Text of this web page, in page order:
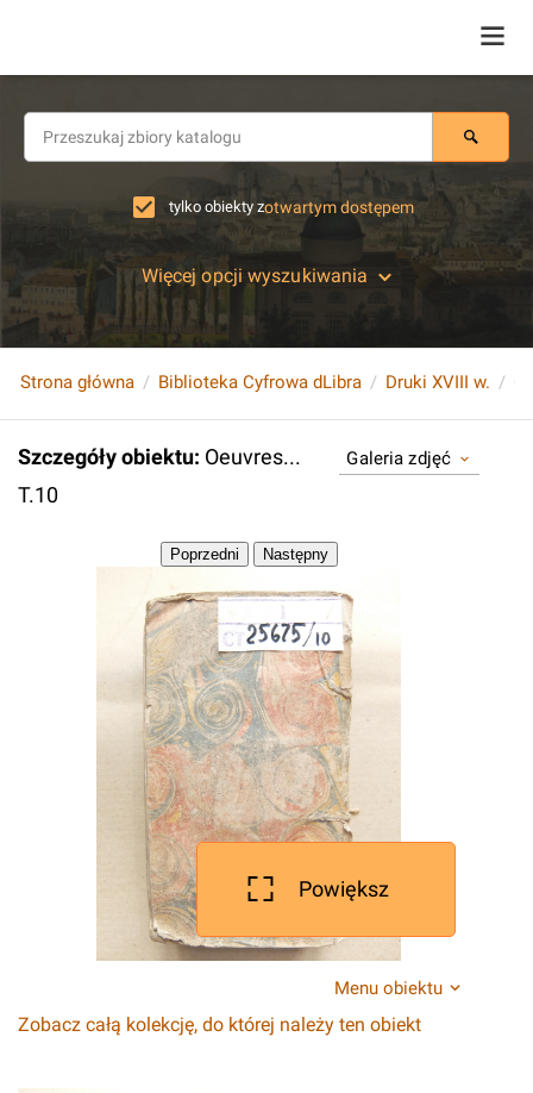
tylko obiekty zotwartym dostępem
Więcej opcji wyszukiwania
Strona główna Biblioteka Cyfrowa dLibra Druki XVIII w.
Szczegóły obiektu: Oeuvres...
T.10
Galeria zdjęć
Powiększ
Menu obiektu
Zobacz całą kolekcję, do której należy ten obiekt